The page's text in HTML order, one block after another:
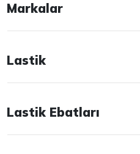
Markalar
Lastik
Lastik Ebatları